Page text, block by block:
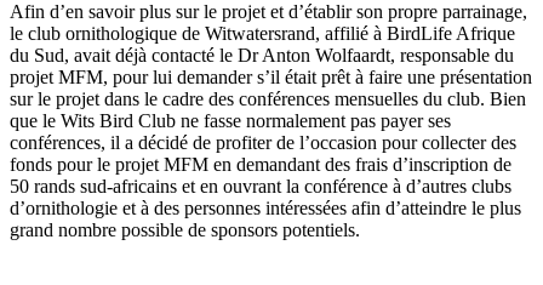
Afin d’en savoir plus sur le projet et d’établir son propre parrainage,
le club ornithologique de Witwatersrand, affilié à BirdLife Afrique
du Sud, avait déjà contacté le Dr Anton Wolfaardt, responsable du
projet MFM, pour lui demander s’il était prêt à faire une présentation
sur le projet dans le cadre des conférences mensuelles du club. Bien
que le Wits Bird Club ne fasse normalement pas payer ses
conférences, il a décidé de profiter de l’occasion pour collecter des
fonds pour le projet MFM en demandant des frais d’inscription de
50 rands sud-africains et en ouvrant la conférence à d’autres clubs
d’ornithologie et à des personnes intéressées afin d’atteindre le plus
grand nombre possible de sponsors potentiels.